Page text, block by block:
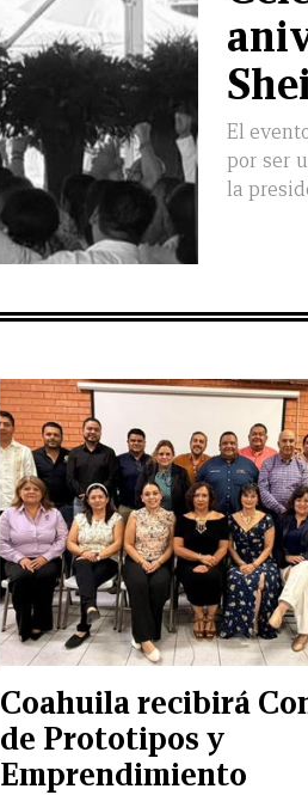
El
por ser
la
Coahuila recibirá
de Prototipos y
Emprendimiento